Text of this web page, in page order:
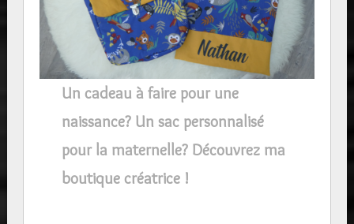
Un cadeau à faire pour une
naissance? Un sac personnalisé
pour la maternelle? Découvrez ma
boutique créatrice !